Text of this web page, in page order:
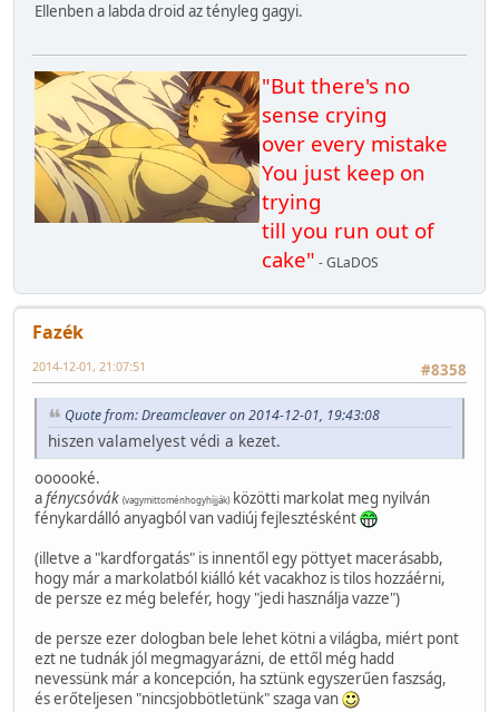
Ellenben a labda droid az tényleg gagyi.
"But there's no
sense crying
over every mistake
You just keep on
trying
till you run out of
cake" - GLaDOS
Fazék
#8358
2014-12-01, 21:07:51
Quote from: Dreamcleaver on 2014-12-01, 19:43:08
hiszen valamelyest védi a kezet.
oooooké.
afénycsóvák (vagymittoménhogyhíjják) közötti markolat meg nyilván
fénykardálló anyagból van vadiúj fejlesztésként
(illetve a "kardforgatás" is innentől egy pöttyet macerásabb,
hogy már a markolatból kiálló két vacakhoz is tilos hozzáérni,
de persze ez még belefér, hogy "jedi használja vazze")
de persze ezer dologban bele lehet kötni a világba, miért pont
ezt ne tudnák jól megmagyarázni, de ettől még hadd
nevessünk már a koncepción, ha sztünk egyszerűen faszság,
és erőteljesen "nincsjobbötletünk" szaga van